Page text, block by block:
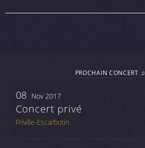
PROCHAIN CONCERT ♫
08 Nov 2017
Concert privé
Friville-Escarbotin